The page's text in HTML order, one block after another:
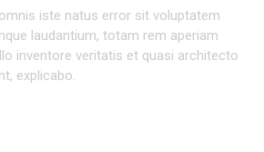
iste natus error sit voluptatem
laudantium, totam rem aperiam
inventore veritatis et quasi architecto
explicabo.